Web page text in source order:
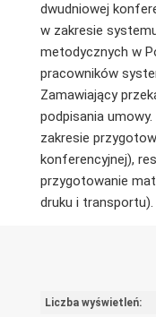
dwudniowej
w zakresie
metodycznych w
pracowników
Zamawiający
podpisania
zakresie
konferencyjnej),
przygotowanie
druku i transportu).
Liczba wyświetleń: